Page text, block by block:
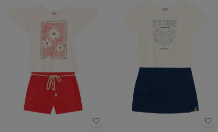
Brandili - Conjunto Infantil